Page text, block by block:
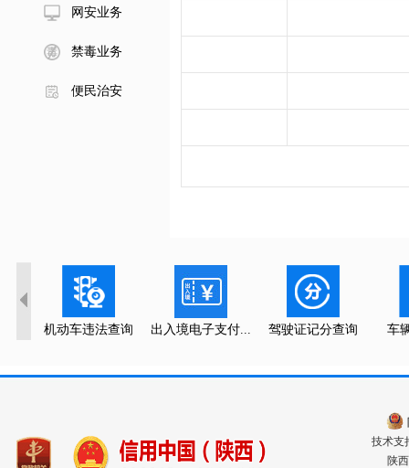
网安业务
禁毒业务
便民治安
机动车违法查询 出入境电子支付... 驾驶证记分查询 车
技术支
陕